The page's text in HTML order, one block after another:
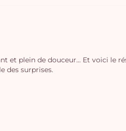
et plein de douceur... Et voici le
des surprises.